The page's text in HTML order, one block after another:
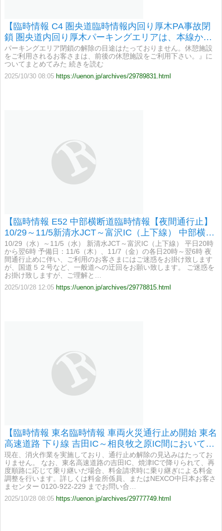
【臨時情報 C4 圏央道臨時情報内回り厚木PA事故閉
鎖 圏央道内回り厚木パーキングエリアは、本線から
休憩施設に向かう通路での事故により7時00分より休
憩施設閉鎖】
パーキングエリア閉鎖の解除の目途はたっておりません。休憩施設
をご利用されるお客さまは、前後の休憩施設をご利用下さい。』に
ついてまとめてみた 続きを読む
2025/10/30 08:05 https://uenon.jp/archives/29789831.html
【臨時情報 E52 中部横断道臨時情報【夜間通行止】
10/29～11/5新清水JCT～富沢IC（上下線） 中部横断
道について工事のため下記の通り通行止】
10/29（水）～11/5（水） 新清水JCT～富沢IC（上下線） 平日20時
から翌6時 予備日：11/6（木）、11/7（金）の各日20時～翌6時 夜
間通行止めに伴い、ご利用のお客さまにはご迷惑をお掛け致します
が、国道５２号など、一般道への迂回をお願い致します。 ご迷惑を
お掛け致しますが、ご理解と…
2025/10/28 12:05 https://uenon.jp/archives/29778815.html
【臨時情報 東名臨時情報 車両火災通行止め開始 東名
高速道路 下り線 吉田IC～相良牧之原IC間において、
車両火災のため7時20分から通行止めを開始】
現在、消火作業を実施しており、通行止め解除の見込みはたってお
りません。 なお、東名高速道路の吉田IC、焼津ICで降りられて、再
度順路に応じて乗り継いだ場合、料金請求時に乗り継ぎによる料金
調整を行います。詳しくは料金所係員、またはNEXCO中日本お客さ
まセンター 0120-922-229 までお問い合…
2025/10/28 08:05 https://uenon.jp/archives/29777749.html